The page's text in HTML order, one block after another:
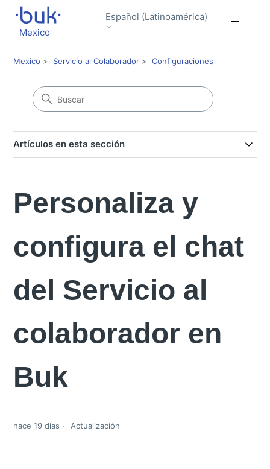
Mexico
Español (Latinoamérica)
Mexico Servicio al Colaborador Configuraciones
Artículos en esta sección
Personaliza y
configura el chat
del Servicio al
colaborador en
Buk
hace 19 días Actualización